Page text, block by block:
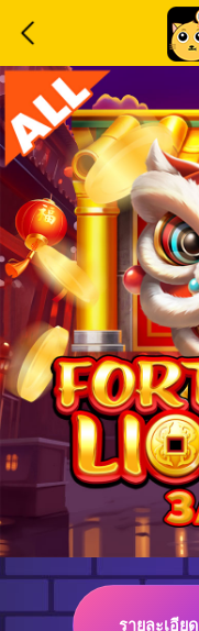
Home
Event
LuckyGame
WinwinCoin
Debit
Mdoll
Help
Support
Language
:
Log in
รายละเอียด